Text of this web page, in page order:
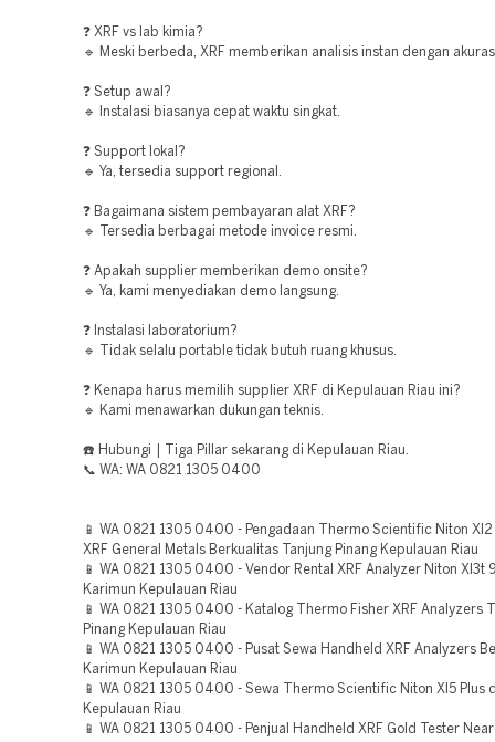
❓ XRF vs lab kimia?
🔹 Meski berbeda, XRF memberikan analisis instan dengan
❓ Setup awal?
🔹 Instalasi biasanya cepat waktu singkat.
❓ Support lokal?
🔹 Ya, tersedia support regional.
❓ Bagaimana sistem pembayaran alat XRF?
🔹 Tersedia berbagai metode invoice resmi.
❓ Apakah supplier memberikan demo onsite?
🔹 Ya, kami menyediakan demo langsung.
❓ Instalasi laboratorium?
🔹 Tidak selalu portable tidak butuh ruang khusus.
❓ Kenapa harus memilih supplier XRF di Kepulauan Riau ini?
🔹 Kami menawarkan dukungan teknis.
☎️ Hubungi | Tiga Pillar sekarang di Kepulauan Riau.
📞 WA: WA 0821 1305 0400
📱 WA 0821 1305 0400 - Pengadaan Thermo Scientific Niton
XRF General Metals Berkualitas Tanjung Pinang Kepulauan Riau
📱 WA 0821 1305 0400 - Vendor Rental XRF Analyzer Niton Xl3t
Karimun Kepulauan Riau
📱 WA 0821 1305 0400 - Katalog Thermo Fisher XRF Analyzers
Pinang Kepulauan Riau
📱 WA 0821 1305 0400 - Pusat Sewa Handheld XRF Analyzers
Karimun Kepulauan Riau
📱 WA 0821 1305 0400 - Sewa Thermo Scientific Niton Xl5 Plus
Kepulauan Riau
📱 WA 0821 1305 0400 - Penjual Handheld XRF Gold Tester